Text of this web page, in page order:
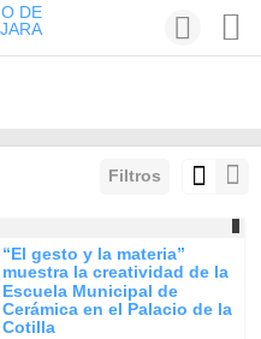
Filtros
“El gesto y la materia”
muestra la creatividad de la
Escuela Municipal de
Cerámica en el Palacio de la
Cotilla